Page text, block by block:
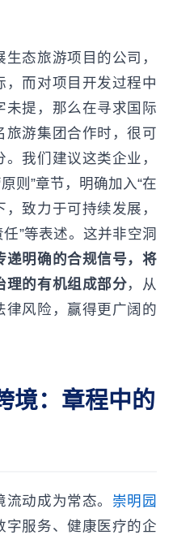
态旅游项目的公司，
而对项目开发过程中
未提，那么在寻求国际
旅游集团合作时，很可
我们建议这类企业，
则”章节，明确加入“在
致力于可持续发展，
”等表述。这并非空洞
递明确的合规信号，将
理的有机组成部分，从
律风险，赢得更广阔的
境：章程中的
动成为常态。 崇明园
字服务、健康医疗的企